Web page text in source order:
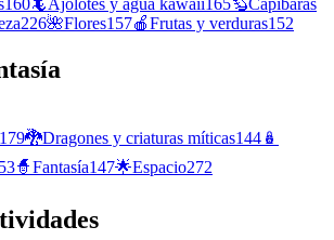
160🦎Ajolotes y agua kawaii165🦫Capibaras
226🌺Flores157🍎Frutas y verduras152
179🐉Dragones y criaturas míticas144 🪆
🧙Fantasía147🌟Espacio272